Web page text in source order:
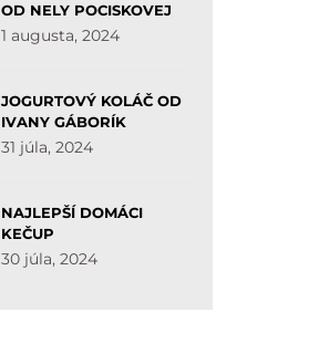
OD NELY POCISKOVEJ
1 augusta, 2024
JOGURTOVÝ KOLÁČ OD
IVANY GÁBORÍK
31 júla, 2024
NAJLEPŠÍ DOMÁCI
KEČUP
30 júla, 2024